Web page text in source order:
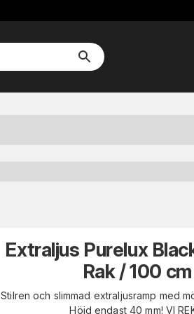
Extraljus Purelux
Rak / 100
Stilren och slimmad extraljusramp med
Höjd endast 40 mm! VI